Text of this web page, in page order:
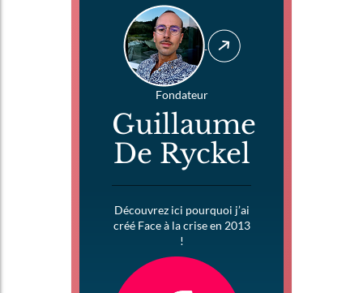
Fondateur
Guillaume
De Ryckel
Découvrez ici pourquoi j’ai
créé Face à la crise en 2013
!